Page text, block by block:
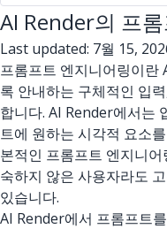
AI Render의 프
Last updated: 7월 15,
프롬프트 엔지니어링이란
록 안내하는 구체적인 입
합니다. AI Render에서는
트에 원하는 시각적 요소
본적인 프롬프트 엔지니
숙하지 않은 사용자라도
있습니다.
AI Render에서 프롬프트